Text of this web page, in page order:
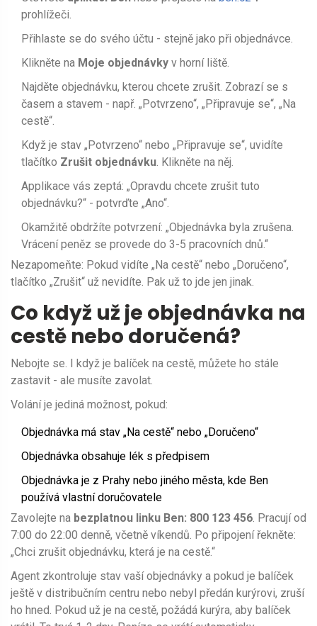
prohlížeči.
Přihlaste se do svého účtu - stejně jako při objednávce.
Klikněte na Moje objednávky v horní liště.
Najděte objednávku, kterou chcete zrušit. Zobrazí se s
časem a stavem - např. „Potvrzeno“, „Připravuje se“, „Na
cestě“.
Když je stav „Potvrzeno“ nebo „Připravuje se“, uvidíte
tlačítko Zrušit objednávku. Klikněte na něj.
Applikace vás zeptá: „Opravdu chcete zrušit tuto
objednávku?“ - potvrďte „Ano“.
Okamžitě obdržíte potvrzení: „Objednávka byla zrušena.
Vrácení peněz se provede do 3-5 pracovních dnů.“
Nezapomeňte: Pokud vidíte „Na cestě“ nebo „Doručeno“,
tlačítko „Zrušit“ už nevidíte. Pak už to jde jen jinak.
Co když už je objednávka na
cestě nebo doručená?
Nebojte se. I když je balíček na cestě, můžete ho stále
zastavit - ale musíte zavolat.
Volání je jediná možnost, pokud:
Objednávka má stav „Na cestě“ nebo „Doručeno“
Objednávka obsahuje lék s předpisem
Objednávka je z Prahy nebo jiného města, kde Ben
používá vlastní doručovatele
Zavolejte na bezplatnou linku Ben: 800 123 456. Pracují od
7:00 do 22:00 denně, včetně víkendů. Po připojení řekněte:
„Chci zrušit objednávku, která je na cestě.“
Agent zkontroluje stav vaší objednávky a pokud je balíček
ještě v distribučním centru nebo nebyl předán kurýrovi, zruší
ho hned. Pokud už je na cestě, požádá kurýra, aby balíček